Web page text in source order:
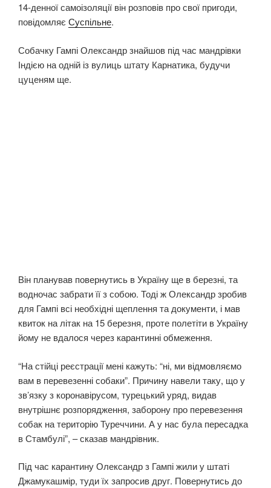
14-денної самоізоляції він розповів про свої пригоди,
повідомляє Суспільне.
Собачку Гампі Олександр знайшов під час мандрівки
Індією на одній із вулиць штату Карнатика, будучи
цуценям ще.
Він планував повернутись в Україну ще в березні, та
водночас забрати її з собою. Тоді ж Олександр зробив
для Гампі всі необхідні щеплення та документи, і мав
квиток на літак на 15 березня, проте полетіти в Україну
йому не вдалося через карантинні обмеження.
“На стійці реєстрації мені кажуть: “ні, ми відмовляємо
вам в перевезенні собаки”. Причину навели таку, що у
зв’язку з коронавірусом, турецький уряд, видав
внутрішнє розпорядження, заборону про перевезення
собак на територію Туреччини. А у нас була пересадка
в Стамбулі”, – сказав мандрівник.
Під час карантину Олександр з Гампі жили у штаті
Джамукашмір, туди їх запросив друг. Повернутись до